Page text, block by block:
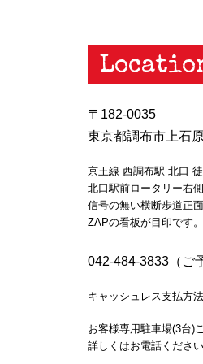
〒182-0035
東京都調布市上石
京王線 西調布駅 北口
北口駅前ロータリー右側
信号の無い横断歩道正
ZAPの看板が目印です。
042-484-3833（ご
キャッシュレス支払方
お客様専用駐車場(3台)
詳しくはお電話ください